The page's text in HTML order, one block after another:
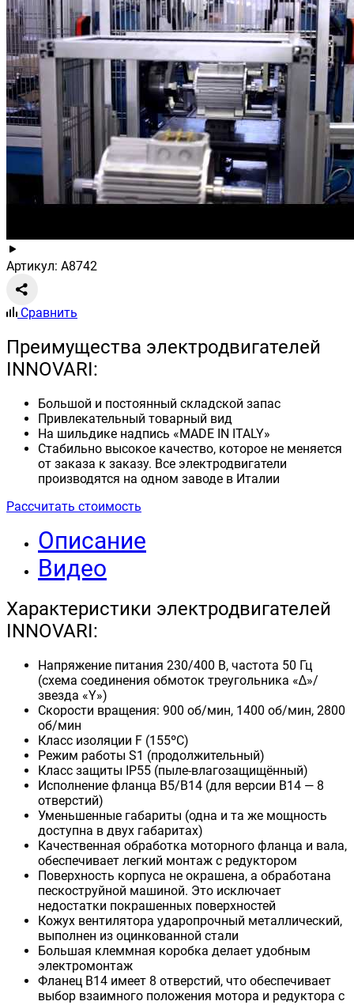
Артикул: A8742
Сравнить
Преимущества электродвигателей
INNOVARI:
Большой и постоянный складской запас
Привлекательный товарный вид
На шильдике надпись «MADE IN ITALY»
Стабильно высокое качество, которое не меняется
от заказа к заказу. Все электродвигатели
производятся на одном заводе в Италии
Рассчитать стоимость
Описание
Видео
Характеристики электродвигателей
INNOVARI:
Напряжение питания 230/400 В, частота 50 Гц
(схема соединения обмоток треугольника «∆»/
звезда «Y»)
Скорости вращения: 900 об/мин, 1400 об/мин, 2800
об/мин
Класс изоляции F (155ºС)
Режим работы S1 (продолжительный)
Класс защиты IP55 (пыле-влагозащищённый)
Исполнение фланца B5/B14 (для версии B14 — 8
отверстий)
Уменьшенные габариты (одна и та же мощность
доступна в двух габаритах)
Качественная обработка моторного фланца и вала,
обеспечивает легкий монтаж с редуктором
Поверхность корпуса не окрашена, а обработана
пескоструйной машиной. Это исключает
недостатки покрашенных поверхностей
Кожух вентилятора ударопрочный металлический,
выполнен из оцинкованной стали
Большая клеммная коробка делает удобным
электромонтаж
Фланец B14 имеет 8 отверстий, что обеспечивает
выбор взаимного положения мотора и редуктора с